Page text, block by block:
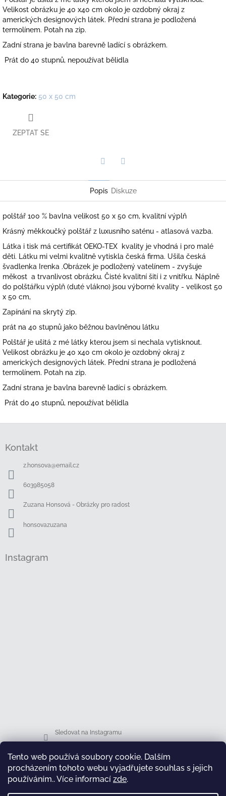
Tento web používá soubory cookie. Dalším
procházením tohoto webu vyjadřujete souhlas s jejich
používáním.. Více informací zde.
Velikost obrázku je 40 x40 cm okolo je ozdobný okraj z
amerických designových látek. Přední strana je podložená
termolínem. Potah na zip.
Zadní strana je bavlna barevně ladící s obrázkem.
Prát do 40 stupnů, nepoužívat bělidla
Kategorie: 50 x 50 cm
ZEPTAT SE
Popis Diskuze
polštář 100 % bavlna velikost 50 x 50 cm, kvalitní výplň
Krásný měkkoučký polštář z luxusního saténu - atlasová vazba.
Látka i tisk má certifikát OEKO-TEX kvality je vhodná i pro malé
děti. Látku mi velmi kvalitně vytiskla česká firma. Ušila česká
švadlenka Irenka .Obrázek je podložený vatelínem - zvyšuje
měkost a trvanlivost obrázku. Čisté kvalitní šití i z vnitřku. Náplně
do polštářku výplň (duté vlákno) jsou výborné kvality - velikost 50
x 50 cm,
Zapínání na skrytý zip.
prát na 40 stupnů jako běžnou bavlněnou látku
Polštář je ušitá z mé látky kterou jsem si nechala vytisknout.
Velikost obrázku je 40 x40 cm okolo je ozdobný okraj z
amerických designových látek. Přední strana je podložená
termolínem. Potah na zip.
Zadní strana je bavlna barevně ladící s obrázkem.
Prát do 40 stupnů, nepoužívat bělidla
Kontakt
z.honsova@email.cz
603985058
Zuzana Honsová - Obrázky pro radost
honsovazuzana
Instagram
Sledovat na Instagramu
Facebook